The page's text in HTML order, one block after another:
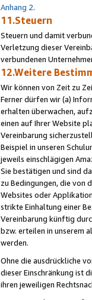
Anhang 2.
11.Steuern
Steuern und damit
Verletzung dieser
verbundenen
12.Weitere
Wir können von Zeit zu
Ferner dürfen wir (a)
erhalten überwachen,
einen auf Ihrer Website
Vereinbarung
Beispiel in unseren
jeweils einschlägigen
Sie bestätigen und sind
zu Bedingungen, die von
Websites oder
strikte Einhaltung einer
Vereinbarung künftig
bzw. erteilen in unserem
werden.
Ohne die ausdrückliche
dieser Einschränkung ist
ihren jeweiligen